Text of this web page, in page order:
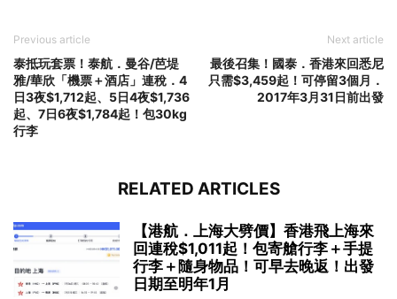
Previous article
泰抵玩套票！泰航．曼谷/芭堤
雅/華欣「機票＋酒店」連稅．4
日3夜$1,712起、5日4夜$1,736
起、7日6夜$1,784起！包30kg
行李
Next article
最後召集！國泰．香港來回悉尼
只需$3,459起！可停留3個月．
2017年3月31日前出發
RELATED ARTICLES
【港航．上海大劈價】香港飛上海來
回連稅$1,011起！包寄艙行李＋手提
行李＋隨身物品！可早去晚返！出發
日期至明年1月